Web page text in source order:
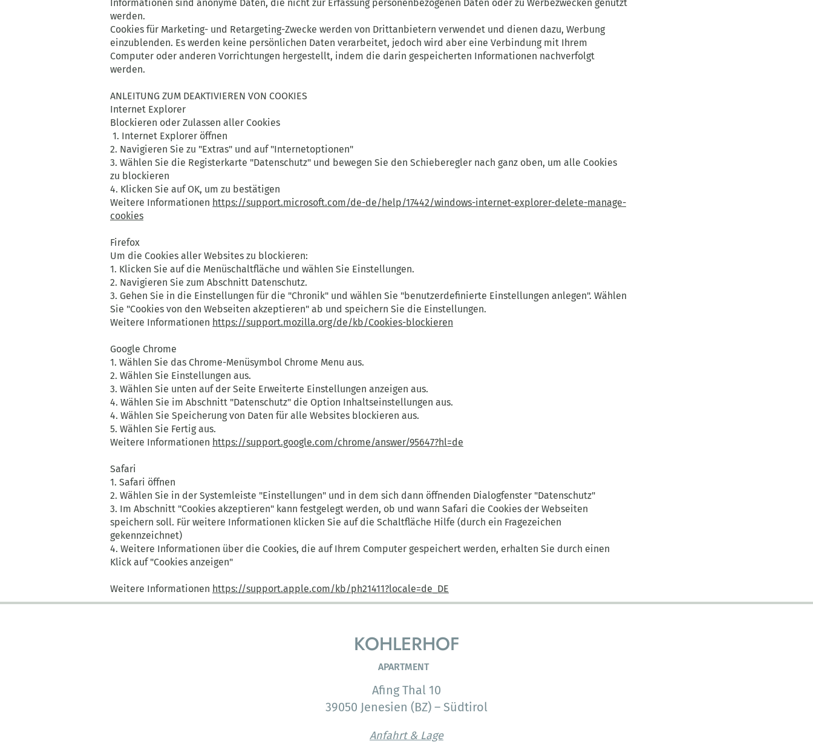
Informationen sind anonyme Daten, die nicht zur Erfassung personenbezogenen Daten oder zu Werbezwecken genutzt
werden.
Cookies für Marketing- und Retargeting-Zwecke werden von Drittanbietern verwendet und dienen dazu, Werbung
einzublenden. Es werden keine persönlichen Daten verarbeitet, jedoch wird aber eine Verbindung mit Ihrem
Computer oder anderen Vorrichtungen hergestellt, indem die darin gespeicherten Informationen nachverfolgt
werden.
ANLEITUNG ZUM DEAKTIVIEREN VON COOKIES
Internet Explorer
Blockieren oder Zulassen aller Cookies
1. Internet Explorer öffnen
2. Navigieren Sie zu "Extras" und auf "Internetoptionen"
3. Wählen Sie die Registerkarte "Datenschutz" und bewegen Sie den Schieberegler nach ganz oben, um alle Cookies
zu blockieren
4. Klicken Sie auf OK, um zu bestätigen
Weitere Informationen https://support.microsoft.com/de-de/help/17442/windows-internet-explorer-delete-manage-
cookies
Firefox
Um die Cookies aller Websites zu blockieren:
1. Klicken Sie auf die Menüschaltfläche und wählen Sie Einstellungen.
2. Navigieren Sie zum Abschnitt Datenschutz.
3. Gehen Sie in die Einstellungen für die "Chronik" und wählen Sie "benutzerdefinierte Einstellungen anlegen". Wählen
Sie "Cookies von den Webseiten akzeptieren" ab und speichern Sie die Einstellungen.
Weitere Informationen https://support.mozilla.org/de/kb/Cookies-blockieren
Google Chrome
1. Wählen Sie das Chrome-Menüsymbol Chrome Menu aus.
2. Wählen Sie Einstellungen aus.
3. Wählen Sie unten auf der Seite Erweiterte Einstellungen anzeigen aus.
4. Wählen Sie im Abschnitt "Datenschutz" die Option Inhaltseinstellungen aus.
4. Wählen Sie Speicherung von Daten für alle Websites blockieren aus.
5. Wählen Sie Fertig aus.
Weitere Informationen https://support.google.com/chrome/answer/95647?hl=de
Safari
1. Safari öffnen
2. Wählen Sie in der Systemleiste "Einstellungen" und in dem sich dann öffnenden Dialogfenster "Datenschutz"
3. Im Abschnitt "Cookies akzeptieren" kann festgelegt werden, ob und wann Safari die Cookies der Webseiten
speichern soll. Für weitere Informationen klicken Sie auf die Schaltfläche Hilfe (durch ein Fragezeichen
gekennzeichnet)
4. Weitere Informationen über die Cookies, die auf Ihrem Computer gespeichert werden, erhalten Sie durch einen
Klick auf "Cookies anzeigen"
Weitere Informationen https://support.apple.com/kb/ph21411?locale=de_DE
KOHLERHOF
APARTMENT
Afing Thal 10
39050 Jenesien (BZ) – Südtirol
Anfahrt & Lage